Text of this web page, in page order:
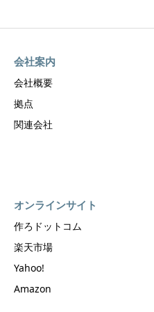
会社案内
会社概要
拠点
関連会社
オンラインサイト
作ろドットコム
楽天市場
Yahoo!
Amazon